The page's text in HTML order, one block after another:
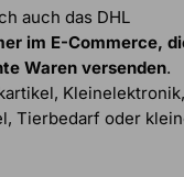
auch das DHL
im E-Commerce,
Waren versenden.
Kleinelektronik,
Tierbedarf oder